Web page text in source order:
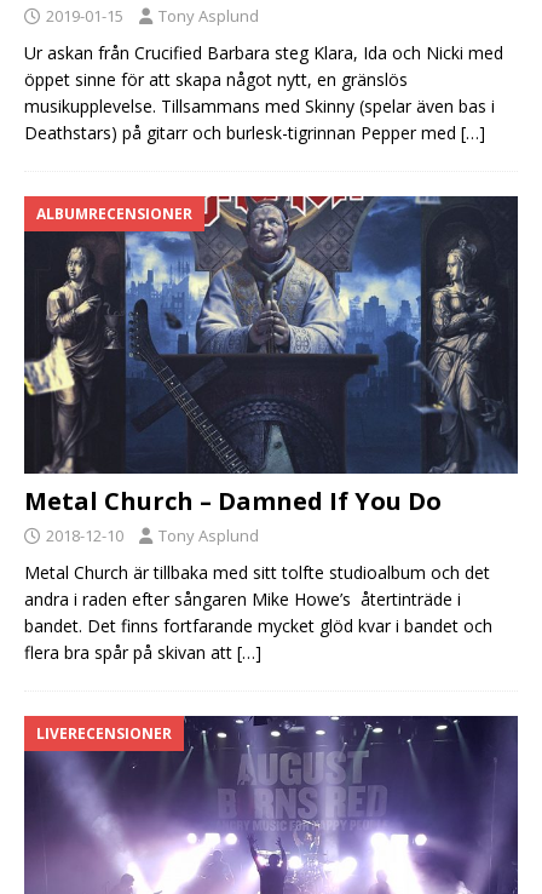
2019-01-15 Tony Asplund
Ur askan från Crucified Barbara steg Klara, Ida och Nicki med
öppet sinne för att skapa något nytt, en gränslös
musikupplevelse. Tillsammans med Skinny (spelar även bas i
Deathstars) på gitarr och burlesk-tigrinnan Pepper med […]
ALBUMRECENSIONER
Metal Church – Damned If You Do
2018-12-10 Tony Asplund
Metal Church är tillbaka med sitt tolfte studioalbum och det
andra i raden efter sångaren Mike Howe’s återtinträde i
bandet. Det finns fortfarande mycket glöd kvar i bandet och
flera bra spår på skivan att […]
LIVERECENSIONER